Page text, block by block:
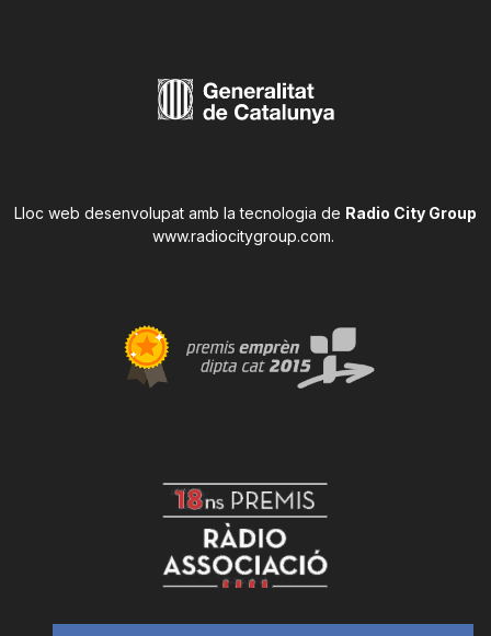
Lloc web desenvolupat amb la tecnologia de Radio City Group
www.radiocitygroup.com.